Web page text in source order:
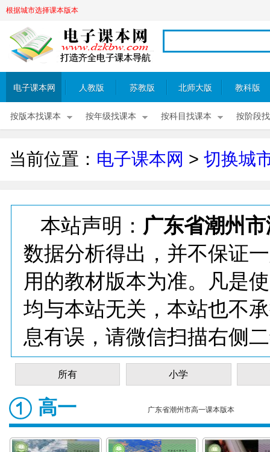
根据城市选择课本版本
电子课本网 人教版 苏教版 北师大版 教科版
按版本找课本 按年级找课本 按科目找课本 按阶段
当前位置： 电子课本网 > 切换城
本站声明： 广东省潮州
数据分析得出，并不保证
用的教材版本为准。凡是
均与本站无关，本站也不
息有误，请微信扫描右侧
所有 小学
高一 广东省潮州市高一课本版本